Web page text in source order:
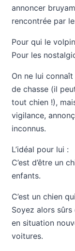
annoncer
rencontrée par
Pour qui le
Pour les
On ne lui
de chasse (il
tout chien !),
vigilance,
inconnus.
L’idéal pour lui :
C’est d’être un
enfants.
C’est un chien
Soyez alors sûrs
en situation
voitures.